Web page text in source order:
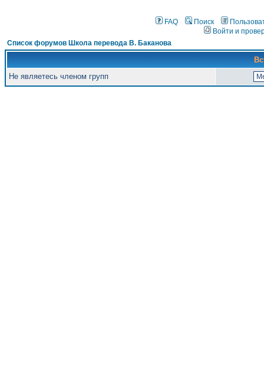
FAQ Поиск
Войти и
Список форумов Школа перевода В. Баканова
Не являетесь членом групп